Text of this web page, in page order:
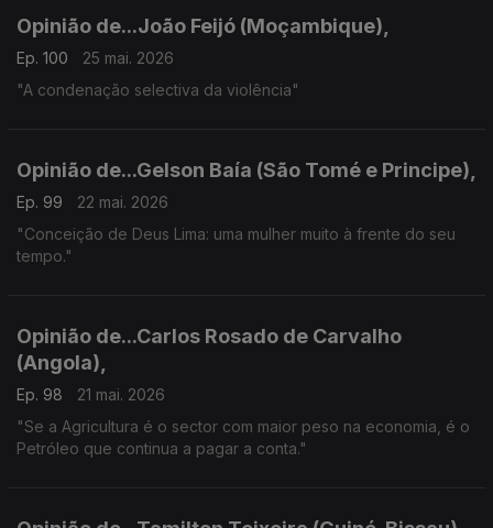
Opinião de...João Feijó (Moçambique),
Ep. 100
25 mai. 2026
"A condenação selectiva da violência"
Opinião de...Gelson Baía (São Tomé e Principe),
Ep. 99
22 mai. 2026
"Conceição de Deus Lima: uma mulher muito à frente do seu
tempo."
Opinião de...Carlos Rosado de Carvalho
(Angola),
Ep. 98
21 mai. 2026
"Se a Agricultura é o sector com maior peso na economia, é o
Petróleo que continua a pagar a conta."